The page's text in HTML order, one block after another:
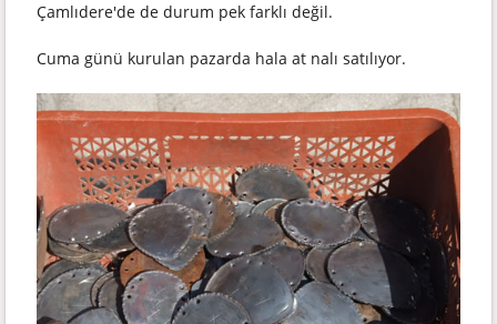
Çamlıdere'de de durum pek farklı değil.
Cuma günü kurulan pazarda hala at nalı satılıyor.